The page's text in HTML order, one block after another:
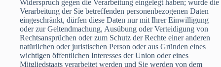
Widerspruch gegen die Verarbeitung eingelegt haben; wurde die
Verarbeitung der Sie betreffenden personenbezogenen Daten
eingeschränkt, dürfen diese Daten nur mit Ihrer Einwilligung
oder zur Geltendmachung, Ausübung oder Verteidigung von
Rechtsansprüchen oder zum Schutz der Rechte einer anderen
natürlichen oder juristischen Person oder aus Gründen eines
wichtigen öffentlichen Interesses der Union oder eines
Mitgliedstaats verarbeitet werden und Sie werden von dem